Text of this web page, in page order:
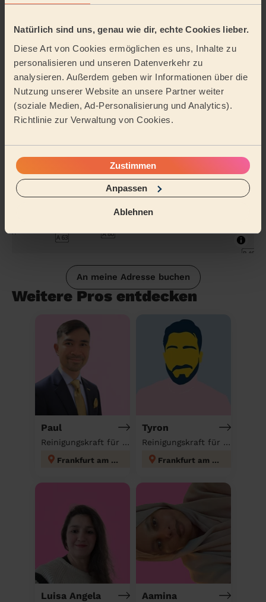
Natürlich sind uns, genau wie dir, echte Cookies lieber.
Diese Art von Cookies ermöglichen es uns, Inhalte zu
personalisieren und unseren Datenverkehr zu
analysieren. Außerdem geben wir Informationen über die
Nutzung unserer Website an unsere Partner weiter
(soziale Medien, Ad-Personalisierung und Analytics).
Richtlinie zur Verwaltung von Cookies.
Zustimmen
Anpassen
Ablehnen
Reinigungsmittel Bügeln
Tätigkeitsbereich
An meine Adresse buchen
Weitere Pros entdecken
Paul
Reinigungskraft für deinen Haushalt
Frankfurt am Main
Tyron
Reinigungskraft für deinen Haushalt
Frankfurt am Main
Luisa Angela Aamina